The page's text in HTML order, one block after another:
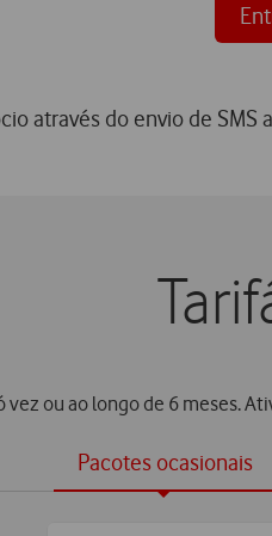
através do envio de
vez ou ao longo de 6 meses.
Pacotes ocasionais